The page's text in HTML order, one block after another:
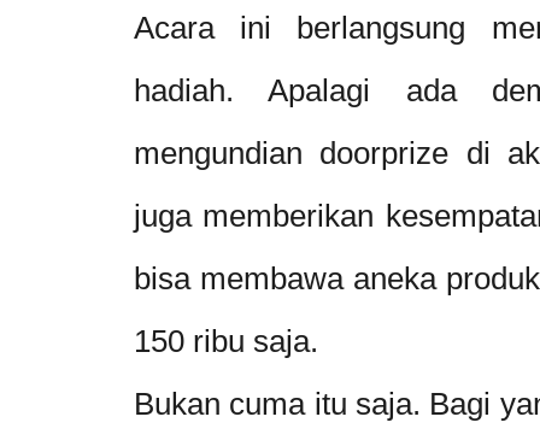
Acara ini berlangsung
hadiah. Apalagi ada
mengundian doorprize di
juga memberikan
bisa membawa aneka
150 ribu saja.
Bukan cuma itu saja. Bagi